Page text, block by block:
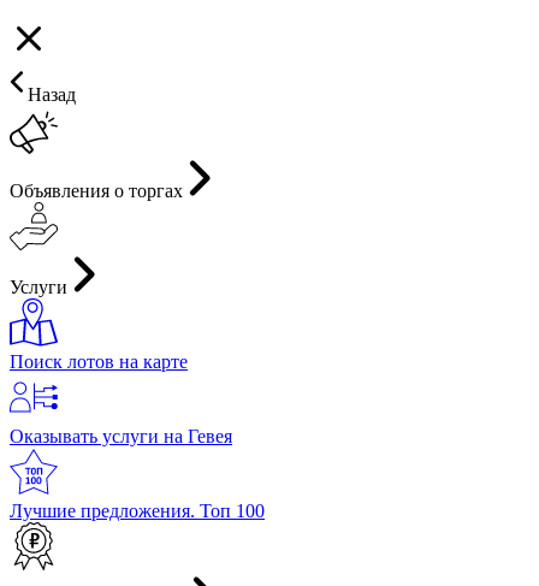
Назад
Объявления о торгах
Услуги
Поиск лотов на карте
Оказывать услуги на Гевея
Лучшие предложения. Топ 100